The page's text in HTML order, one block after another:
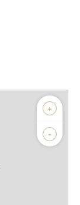
+
-
Biens vendus